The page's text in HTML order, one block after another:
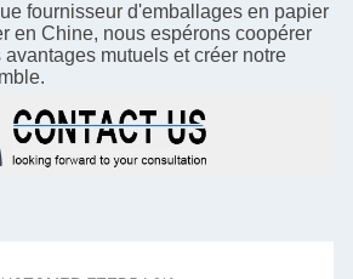
fournisseur d'emballages en papier
en Chine, nous espérons coopérer
mutuels et créer notre